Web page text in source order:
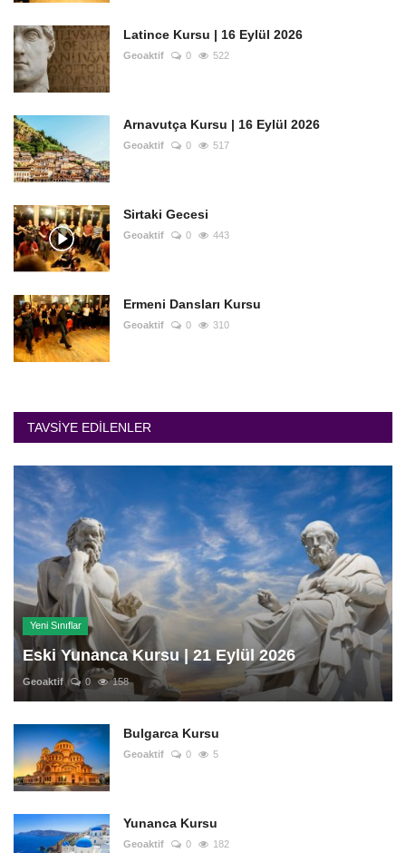
Latince Kursu | 16 Eylül 2026
Geoaktif 0 522
Arnavutça Kursu | 16 Eylül 2026
Geoaktif 0 517
Sirtaki Gecesi
Geoaktif 0 443
Ermeni Dansları Kursu
Geoaktif 0 310
TAVSIYE EDILENLER
Yeni Sınıflar
Eski Yunanca Kursu | 21 Eylül 2026
Geoaktif 0 158
Bulgarca Kursu
Geoaktif 0 5
Yunanca Kursu
Geoaktif 0 182